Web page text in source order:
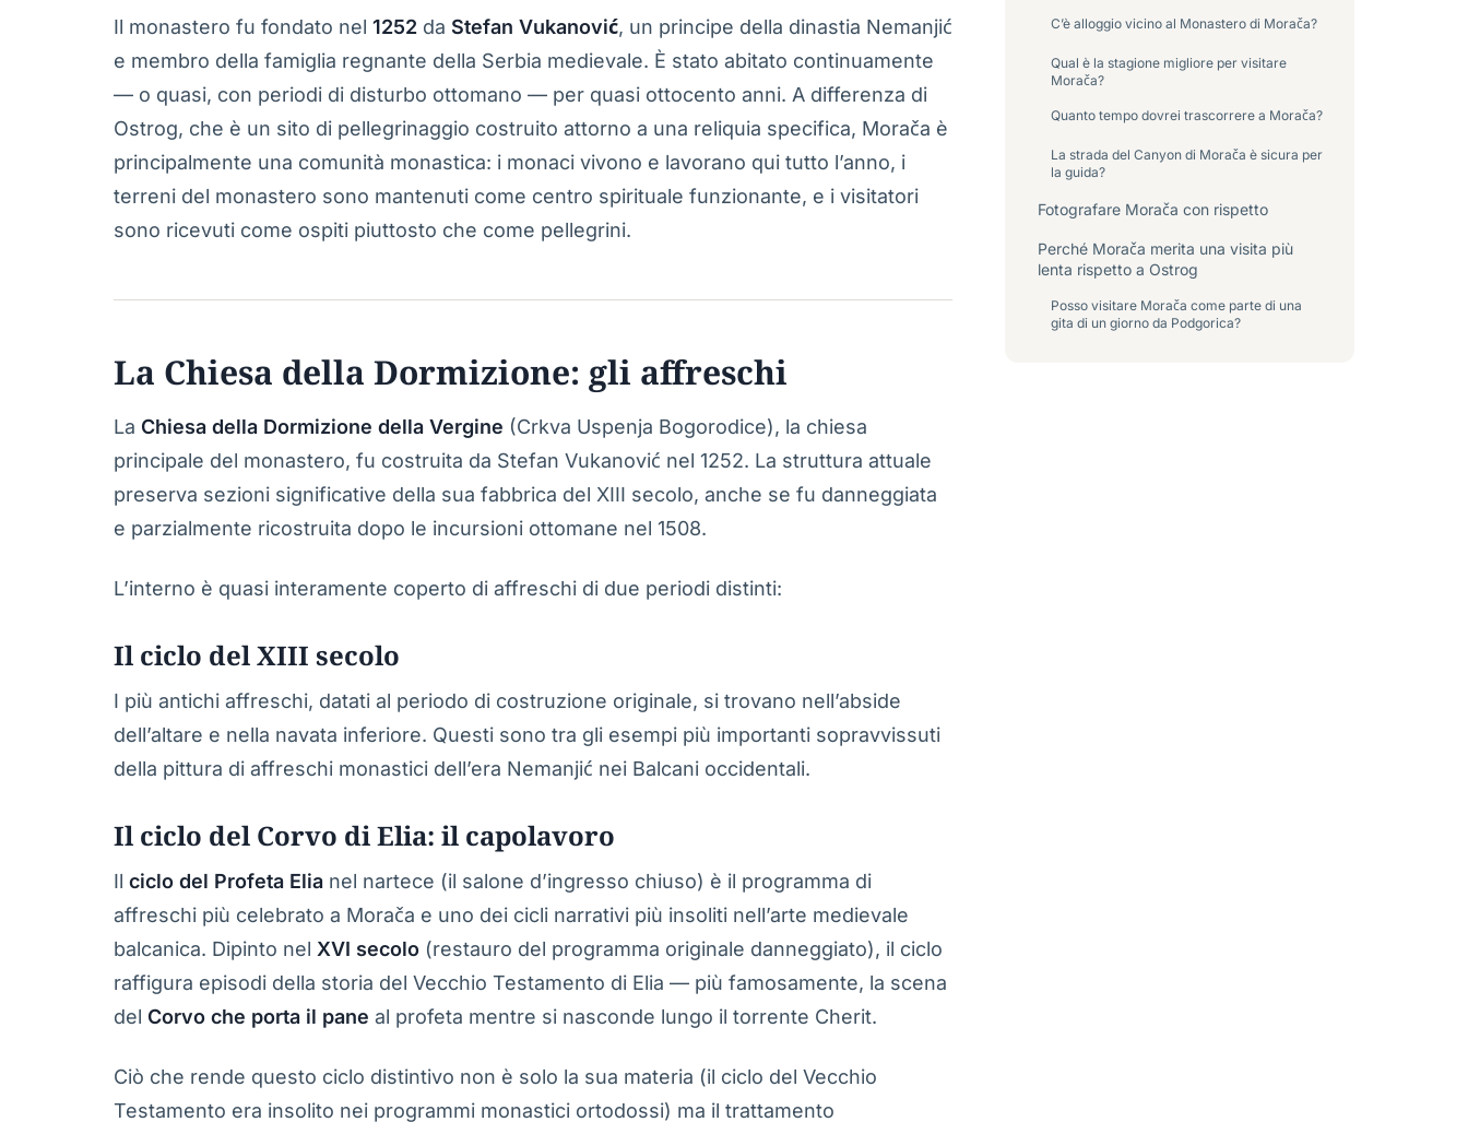
Il monastero fu fondato nel 1252 da Stefan Vukanović, un principe della dinastia Nemanjić
e membro della famiglia regnante della Serbia medievale. È stato abitato continuamente
— o quasi, con periodi di disturbo ottomano — per quasi ottocento anni. A differenza di
Ostrog, che è un sito di pellegrinaggio costruito attorno a una reliquia specifica, Morača è
principalmente una comunità monastica: i monaci vivono e lavorano qui tutto l’anno, i
terreni del monastero sono mantenuti come centro spirituale funzionante, e i visitatori
sono ricevuti come ospiti piuttosto che come pellegrini.
La Chiesa della Dormizione: gli affreschi
La Chiesa della Dormizione della Vergine (Crkva Uspenja Bogorodice), la chiesa
principale del monastero, fu costruita da Stefan Vukanović nel 1252. La struttura attuale
preserva sezioni significative della sua fabbrica del XIII secolo, anche se fu danneggiata
e parzialmente ricostruita dopo le incursioni ottomane nel 1508.
L’interno è quasi interamente coperto di affreschi di due periodi distinti:
Il ciclo del XIII secolo
I più antichi affreschi, datati al periodo di costruzione originale, si trovano nell’abside
dell’altare e nella navata inferiore. Questi sono tra gli esempi più importanti sopravvissuti
della pittura di affreschi monastici dell’era Nemanjić nei Balcani occidentali.
Il ciclo del Corvo di Elia: il capolavoro
Il ciclo del Profeta Elia nel nartece (il salone d’ingresso chiuso) è il programma di
affreschi più celebrato a Morača e uno dei cicli narrativi più insoliti nell’arte medievale
balcanica. Dipinto nel XVI secolo (restauro del programma originale danneggiato), il ciclo
raffigura episodi della storia del Vecchio Testamento di Elia — più famosamente, la scena
del Corvo che porta il pane al profeta mentre si nasconde lungo il torrente Cherit.
Ciò che rende questo ciclo distintivo non è solo la sua materia (il ciclo del Vecchio
Testamento era insolito nei programmi monastici ortodossi) ma il trattamento
C’è alloggio vicino al Monastero di Morača?
Qual è la stagione migliore per visitare
Morača?
Quanto tempo dovrei trascorrere a Morača?
La strada del Canyon di Morača è sicura per
la guida?
Fotografare Morača con rispetto
Perché Morača merita una visita più
lenta rispetto a Ostrog
Posso visitare Morača come parte di una
gita di un giorno da Podgorica?